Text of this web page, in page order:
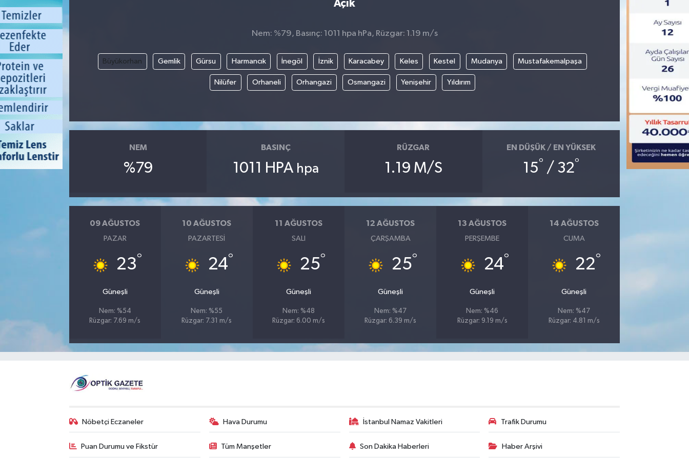
Açık
Nem: %79, Basınç: 1011 hpa hPa, Rüzgar: 1.19 m/s
Büyükorhan Gemlik Gürsu Harmancık İnegöl İznik Karacabey Keles Kestel Mudanya Mustafakemalpaşa
Nilüfer Orhaneli Orhangazi Osmangazi Yenişehir Yıldırım
NEM
%79
BASINÇ
1011 HPA hpa
RÜZGAR
1.19 M/S
EN DÜŞÜK / EN YÜKSEK
15° / 32°
09 AĞUSTOS
PAZAR
23°
Güneşli
Nem: %54
Rüzgar: 7.69 m/s
10 AĞUSTOS
PAZARTESI
24°
Güneşli
Nem: %55
Rüzgar: 7.31 m/s
11 AĞUSTOS
SALI
25°
Güneşli
Nem: %48
Rüzgar: 6.00 m/s
12 AĞUSTOS
ÇARŞAMBA
25°
Güneşli
Nem: %47
Rüzgar: 6.39 m/s
13 AĞUSTOS
PERŞEMBE
24°
Güneşli
Nem: %46
Rüzgar: 9.19 m/s
14 AĞUSTOS
CUMA
22°
Güneşli
Nem: %47
Rüzgar: 4.81 m/s
Nöbetçi Eczaneler Hava Durumu İstanbul Namaz Vakitleri Trafik Durumu
Puan Durumu ve Fikstür Tüm Manşetler Son Dakika Haberleri Haber Arşivi